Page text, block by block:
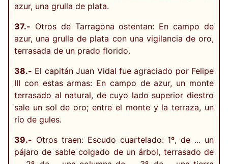
azur, una grulla de plata.
37.- Otros de Tarragona ostentan: En campo de
azur, una grulla de plata con una vigilancia de oro,
terrasada de un prado florido.
38.- El capitán Juan Vidal fue agraciado por Felipe
III con estas armas: En campo de azur, un monte
terrasado al natural, de cuyo lado superior diestro
sale un sol de oro; entre el monte y la terraza, un
río de gules.
39.- Otros traen: Escudo cuartelado: 1º, de ... un
pájaro de sable colgado de un árbol, terrasado de